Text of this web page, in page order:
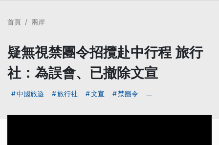
首頁 兩岸
疑無視禁團令招攬赴中行程 旅行
社：為誤會、已撤除文宣
中國旅遊 旅行社 文宣 禁團令 ...